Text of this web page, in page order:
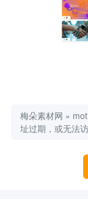
梅朵素材网 »
址过期，或无法